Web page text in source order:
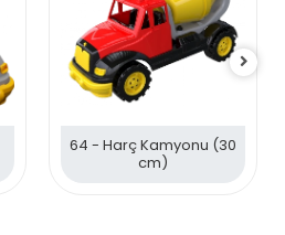
64 - Harç Kamyonu (30
cm)